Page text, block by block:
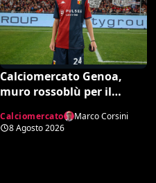
Calciomercato Genoa,
muro rossoblù per il
all’offerta da un milione
del Borussia Dortmund
Calciomercato
Marco Corsini
8 Agosto 2026